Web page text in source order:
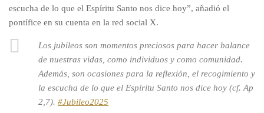
escucha de lo que el Espíritu Santo nos dice hoy”, añadió el
pontífice en su cuenta en la red social X.
Los jubileos son momentos preciosos para hacer balance
de nuestras vidas, como individuos y como comunidad.
Además, son ocasiones para la reflexión, el recogimiento y
la escucha de lo que el Espíritu Santo nos dice hoy (cf. Ap
2,7). #Jubileo2025